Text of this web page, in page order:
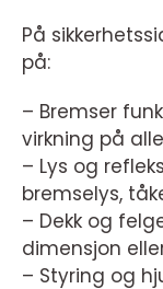
På
på:
– Bremser
virkning på
– Lys og
bremselys,
– Dekk og
dimensjon
– Styring og